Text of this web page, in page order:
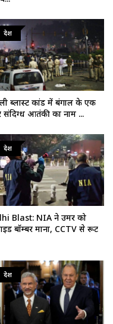
देश
ब्लास्ट कांड में बंगाल के एक
आतंकी का नाम ...
देश
Blast: NIA ने उमर को
बॉम्बर माना, CCTV से रूट
देश